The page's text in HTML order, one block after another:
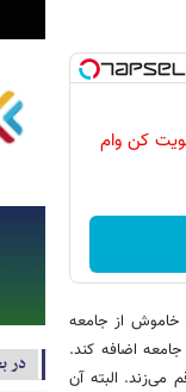
کن وام
خاموش از جامعه
اضافه کند.
می‌زند. البته آن
در